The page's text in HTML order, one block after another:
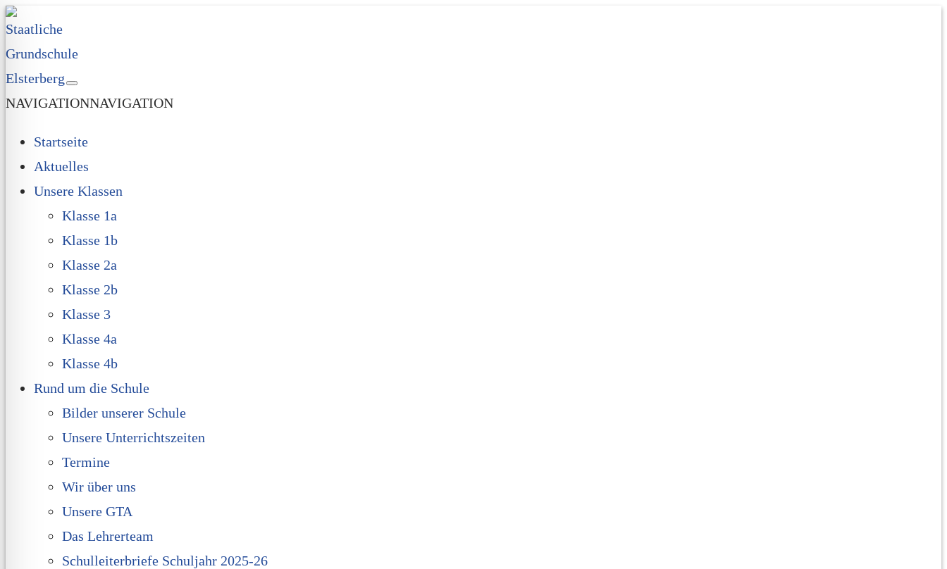
NAVIGATIONNAVIGATION
Startseite
Aktuelles
Unsere Klassen
Klasse 1a
Klasse 1b
Klasse 2a
Klasse 2b
Klasse 3
Klasse 4a
Klasse 4b
Rund um die Schule
Bilder unserer Schule
Unsere Unterrichtszeiten
Termine
Wir über uns
Unsere GTA
Das Lehrerteam
Schulleiterbriefe Schuljahr 2025-26